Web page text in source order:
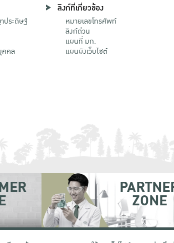
ประดิษฐ์
คล
ลิงก์ที่เกี่ยวข้อง
หมายเลขโทรศัพท์
ลิงก์ด่วน
แผนที่ มก.
แผนผังเว็บไซต์
ZONE